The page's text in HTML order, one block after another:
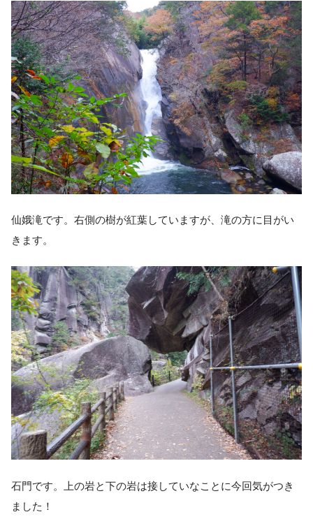
仙娥滝です。右側の樹が紅葉していますが、滝の方に目がい
きます。
石門です。上の岩と下の岩は接していなことに今回気がつき
ました！